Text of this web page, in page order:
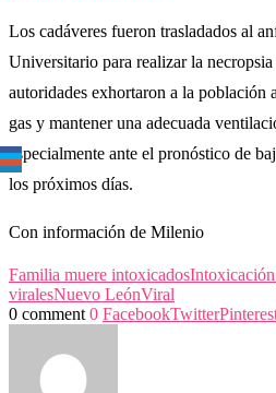
Los cadáveres fueron trasladados al
Universitario para realizar la
autoridades exhortaron a la población
gas y mantener una adecuada
especialmente ante el pronóstico de
los próximos días.
Con información de Milenio
Familia muere intoxicadosIntoxicación
viralesNuevo LeónViral
0 comment 0 FacebookTwitter